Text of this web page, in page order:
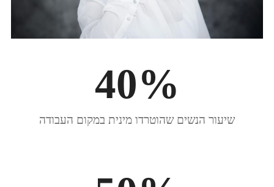
%
40
שיעור הנשים שהוטרדו מינית במקום העבודה